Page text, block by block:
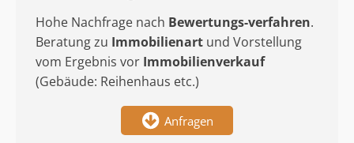
Hohe Nachfrage nach Bewertungs-verfahren.
Beratung zu Immobilienart und Vorstellung
vom Ergebnis vor Immobilienverkauf
(Gebäude: Reihenhaus etc.)
Anfragen